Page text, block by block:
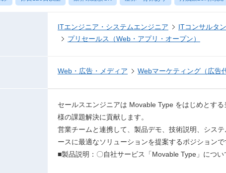
ITエンジニア・システムエンジニア
ITコンサルタ
プリセールス（Web・アプリ・オープン）
Web・広告・メディア Webマーケティング（広告
セールスエンジニアは Movable Type をはじめとす
様の課題解決に貢献します。
営業チームと連携して、製品デモ、技術説明、シス
ースに最適なソリューションを提案するポジションで
■製品説明：〇自社サービス「Movable Type」につい